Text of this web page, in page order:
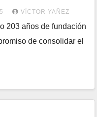
VÍCTOR YAÑEZ
203 años de fundación
de consolidar el